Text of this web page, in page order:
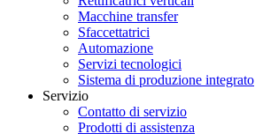
Macchine transfer
Sfaccettatrici
Automazione
Servizi tecnologici
Sistema di produzione integrato
Servizio
Contatto di servizio
Prodotti di assistenza